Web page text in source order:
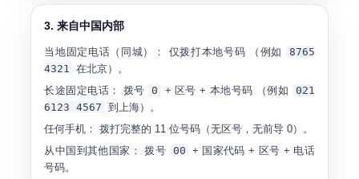
3. 来自中国内部
当地固定电话（同城）： 仅拨打本地号码 （例如
8765
4321 在北京）。
长途固定电话：
拨号 0 + 区号 + 本地号码 （例如
021
6123 4567 到上海）。
任何手机： 拨打完整的 11 位号码（无区号，无前导 0）。
从中国到其他国家： 拨号 00 + 国家代码 + 区号 + 电话
号码。